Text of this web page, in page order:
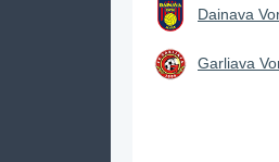
Dainava
Garliava